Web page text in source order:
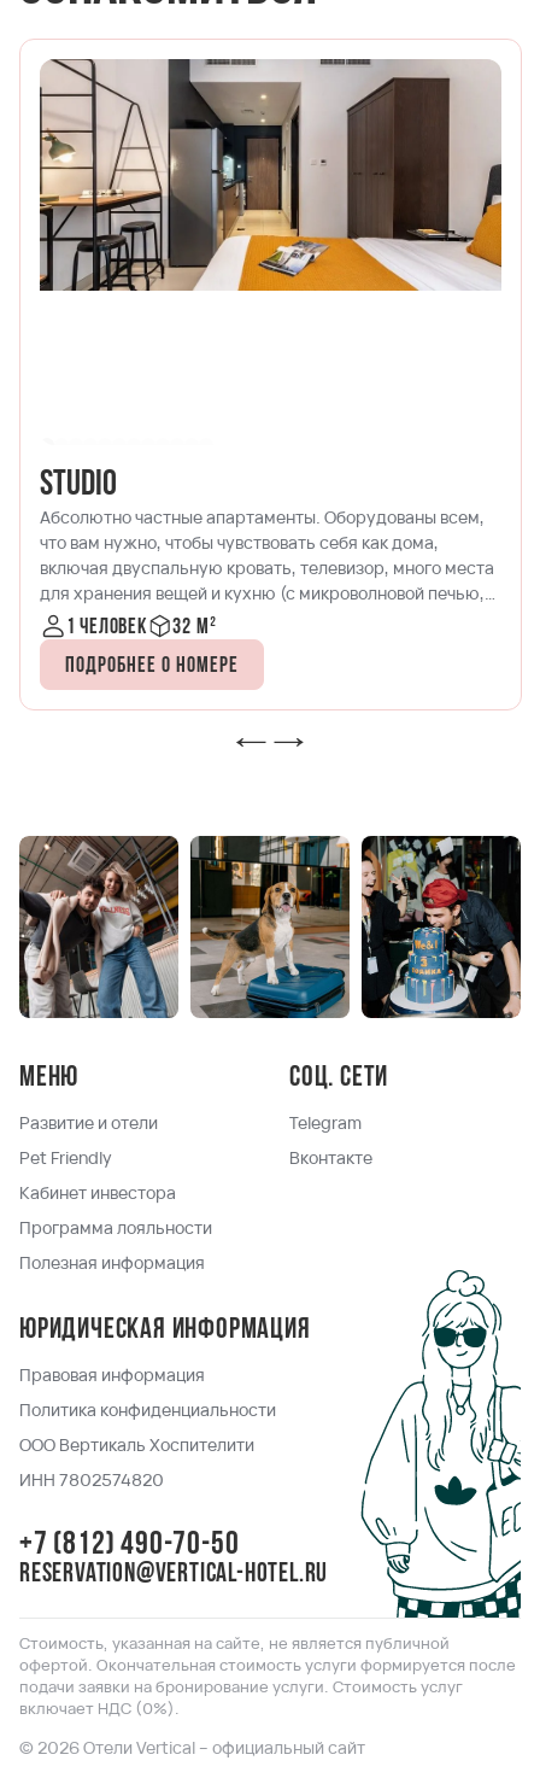
Studio
Абсолютно частные апартаменты. Оборудованы всем,
что вам нужно, чтобы чувствовать себя как дома,
включая двуспальную кровать, телевизор, много места
для хранения вещей и кухню (с микроволновой печью,
плитой с четырьмя конфорками и холодильником с
морозильной камерой), красивую обеденную зону и
террасу с удобным креслом.
1 человек
32 м²
Подробнее о номере
Меню
Развитие и отели
Pet Friendly
Кабинет инвестора
Программа лояльности
Полезная информация
Соц. сети
Telegram
Вконтакте
Юридическая информация
Правовая информация
Политика конфиденциальности
ООО Вертикаль Хоспителити
ИНН 7802574820
+7 (812) 490-70-50
reservation@vertical-hotel.ru
© 2026 Отели Vertical – официальный сайт
Стоимость, указанная на сайте, не является публичной
офертой. Окончательная стоимость услуги формируется после
подачи заявки на бронирование услуги. Стоимость услуг
включает НДС (0%).